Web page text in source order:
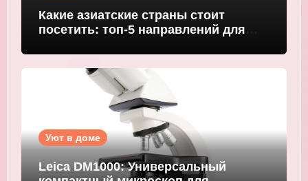
Какие азиатские страны стоит
посетить: топ-5 направлений для
Уют в доме
Leica DM1000: Универсальный